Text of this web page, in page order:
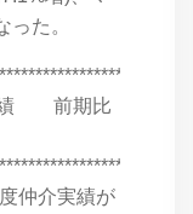
た。
績 前期比
仲介実績が